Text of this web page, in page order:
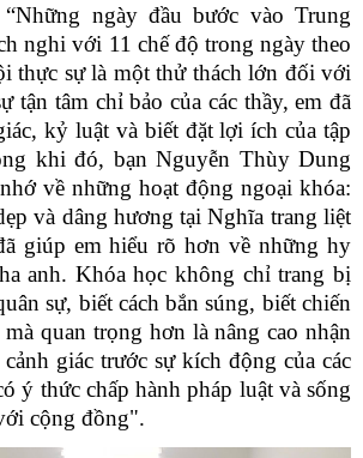
ngày đầu bước vào Trung
nghi với 11 chế độ trong ngày theo
thực sự là một thử thách lớn đối với
tận tâm chỉ bảo của các thầy, em đã
kỷ luật và biết đặt lợi ích của tập
khi đó, bạn Nguyễn Thùy Dung
về những hoạt động ngoại khóa:
và dâng hương tại Nghĩa trang liệt
giúp em hiểu rõ hơn về những hy
anh. Khóa học không chỉ trang bị
sự, biết cách bắn súng, biết chiến
quan trọng hơn là nâng cao nhận
giác trước sự kích động của các
ý thức chấp hành pháp luật và sống
cộng đồng".